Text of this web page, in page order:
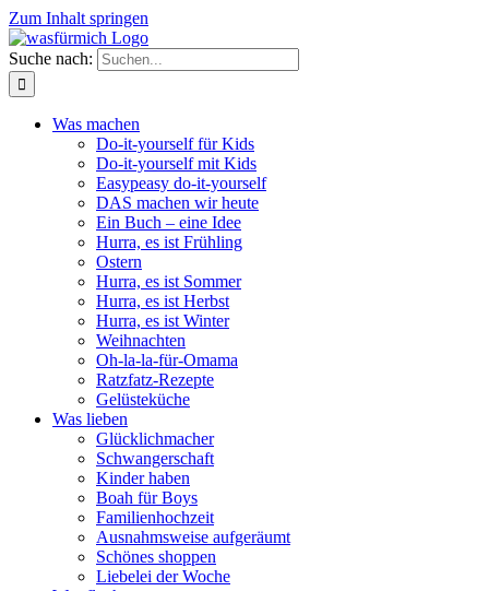
Zum Inhalt springen
Suche nach:
Was machen
Do-it-yourself für Kids
Do-it-yourself mit Kids
Easypeasy do-it-yourself
DAS machen wir heute
Ein Buch – eine Idee
Hurra, es ist Frühling
Ostern
Hurra, es ist Sommer
Hurra, es ist Herbst
Hurra, es ist Winter
Weihnachten
Oh-la-la-für-Omama
Ratzfatz-Rezepte
Gelüsteküche
Was lieben
Glücklichmacher
Schwangerschaft
Kinder haben
Boah für Boys
Familienhochzeit
Ausnahmsweise aufgeräumt
Schönes shoppen
Liebelei der Woche